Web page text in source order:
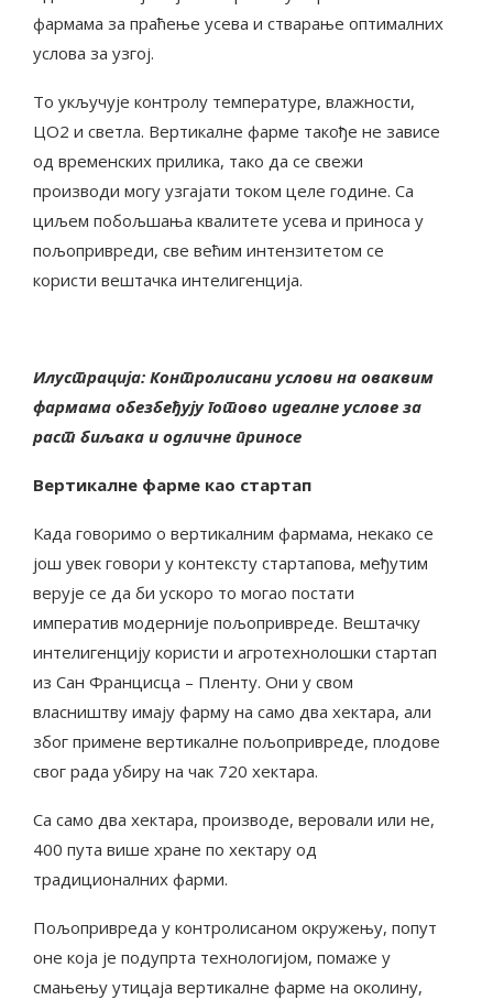
фармама за праћење усева и стварање оптималних
услова за узгој.
То укључује контролу температуре, влажности,
ЦО2 и светла. Вертикалне фарме такође не зависе
од временских прилика, тако да се свежи
производи могу узгајати током целе године. Са
циљем побољшања квалитете усева и приноса у
пољопривреди, све већим интензитетом се
користи вештачка интелигенција.
Илустрација: Контролисани услови на оваквим
фармама обезбеђују готово идеалне услове за
раст биљака и одличне приносе
Вертикалне фарме као стартап
Када говоримо о вертикалним фармама, некако се
још увек говори у контексту стартапова, међутим
верује се да би ускоро то могао постати
императив модерније пољопривреде. Вештачку
интелигенцију користи и агротехнолошки стартап
из Сан Францисца – Плентy. Они у свом
власништву имају фарму на само два хектара, али
због примене вертикалне пољопривреде, плодове
свог рада убиру на чак 720 хектара.
Са само два хектара, производе, веровали или не,
400 пута више хране по хектару од
традиционалних фарми.
Пољопривреда у контролисаном окружењу, попут
оне која је подупрта технологијом, помаже у
смањењу утицаја вертикалне фарме на околину,